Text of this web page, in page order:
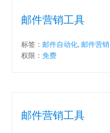
邮件营销工具
标签： 邮件自动化, 邮件营销
权限： 免费
邮件营销工具